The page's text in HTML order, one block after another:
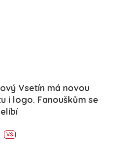
Vsetín má novou
i logo. Fanouškům se
VS